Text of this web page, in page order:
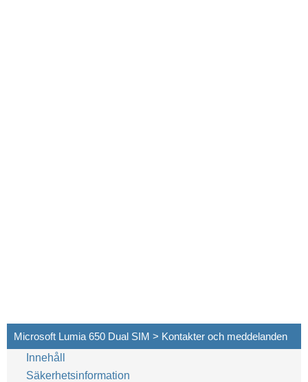
Microsoft Lumia 650 Dual SIM > Kontakter och meddelanden
Innehåll
Säkerhetsinformation